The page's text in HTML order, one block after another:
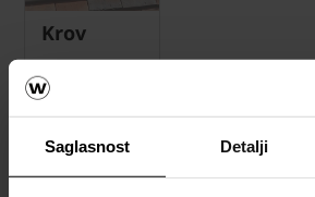
Saglasnost Detalji
Krov
materijala
za krov